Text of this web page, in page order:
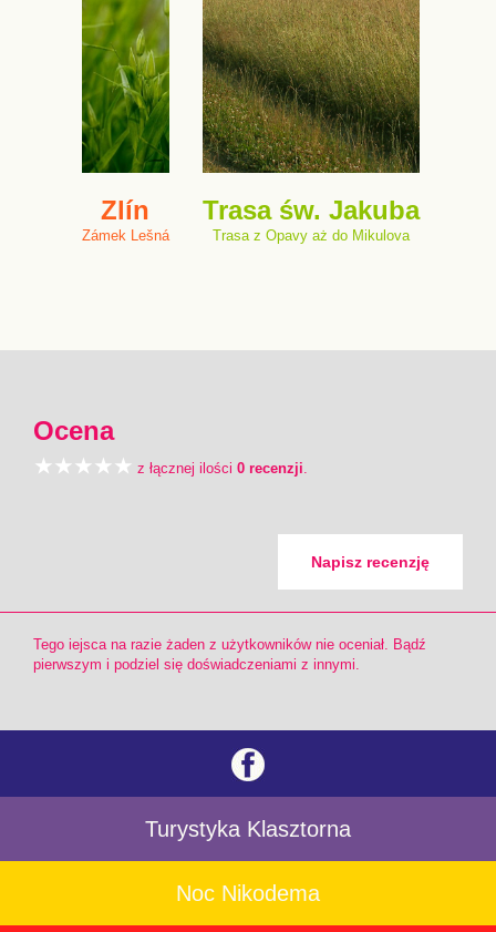
Zlín
Zámek Lešná
Trasa św. Jakuba
Trasa z Opavy aż do Mikulova
Ocena
z łącznej ilości 0 recenzji.
Napisz recenzję
Tego iejsca na razie żaden z użytkowników nie oceniał. Bądź
pierwszym i podziel się doświadczeniami z innymi.
Turystyka Klasztorna
Noc Nikodema